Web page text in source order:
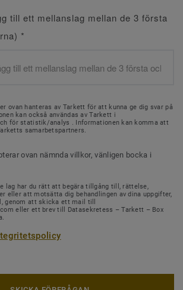
till ett mellanslag mellan de 3 första
*
ovan hanteras av Tarkett för att kunna ge dig svar på
kan också användas av Tarkett i
för statistik/analys . Informationen kan komma att
samarbetspartners.
ovan nämnda villkor, vänligen bocka i
lag har du rätt att begära tillgång till, rättelse,
eller att motsätta dig behandlingen av dina uppgifter,
genom att skicka ett mail till
eller ett brev till Datasekretess – Tarkett – Box